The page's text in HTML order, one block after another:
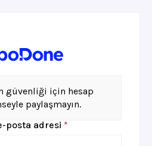
güvenliği için hesap
paylaşmayın.
posta adresi *